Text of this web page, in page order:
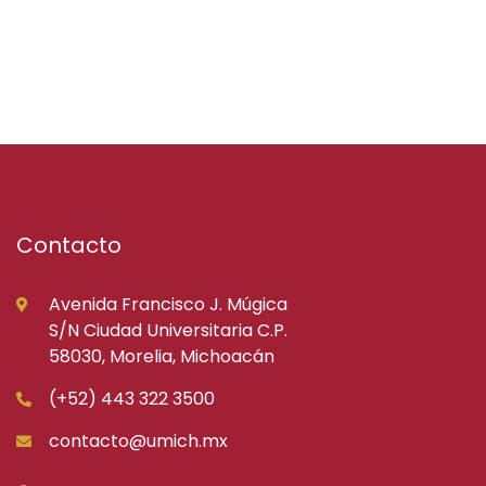
Contacto
Avenida Francisco J. Múgica
S/N Ciudad Universitaria C.P.
58030, Morelia, Michoacán
(+52) 443 322 3500
contacto@umich.mx